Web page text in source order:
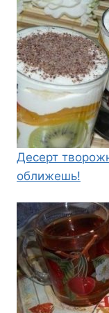
Десерт
оближешь!